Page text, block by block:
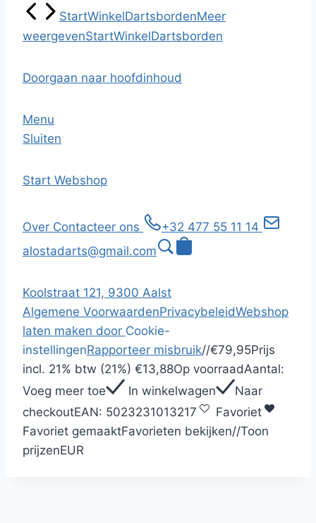
StartWinkelDartsbordenMeer
weergevenStartWinkelDartsborden
Doorgaan naar hoofdinhoud
Menu
Sluiten
Start Webshop
Over Contacteer ons
+32 477 55 11 14
alostadarts@gmail.com
Koolstraat 121, 9300 Aalst
Algemene VoorwaardenPrivacybeleidWebshop
laten maken door Cookie-
instellingenRapporteer misbruik//€79,95Prijs
incl. 21% btw (21%) €13,88Op voorraadAantal:
Voeg meer toe
In winkelwagen
Naar
checkoutEAN: 5023231013217
Favoriet
Favoriet gemaaktFavorieten bekijken//Toon
prijzenEUR